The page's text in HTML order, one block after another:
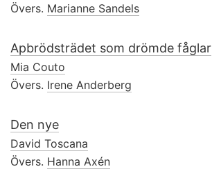
Övers. Marianne Sandels
Apbrödsträdet som drömde fåglar
Mia Couto
Övers. Irene Anderberg
Den nye
David Toscana
Övers. Hanna Axén